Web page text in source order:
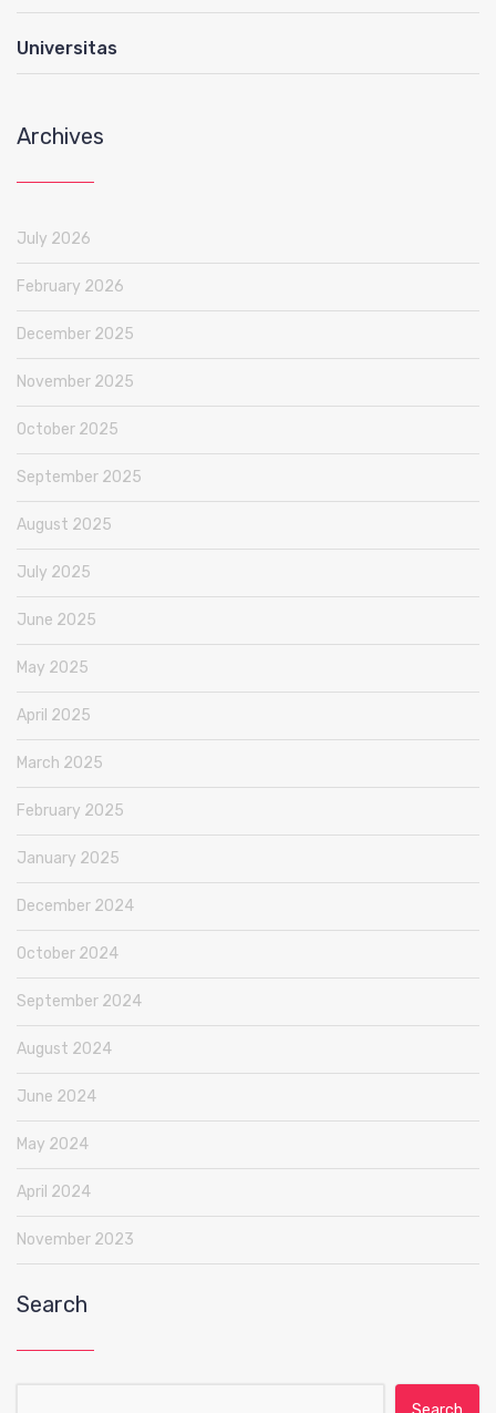
Universitas
Archives
July 2026
February 2026
December 2025
November 2025
October 2025
September 2025
August 2025
July 2025
June 2025
May 2025
April 2025
March 2025
February 2025
January 2025
December 2024
October 2024
September 2024
August 2024
June 2024
May 2024
April 2024
November 2023
Search